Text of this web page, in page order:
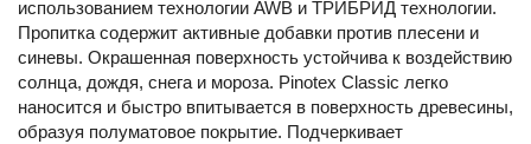
использованием технологии AWB и ТРИБРИД технологии.
Пропитка cодержит активные добавки против плесени и
синевы. Окрашенная поверхность устойчива к воздействию
солнца, дождя, снега и мороза. Pinotex Classic легко
наносится и быстро впитывается в поверхность древесины,
образуя полуматовое покрытие. Подчеркивает